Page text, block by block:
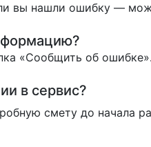
вы нашли ошибку —
«Сообщить об
в сервис?
смету до начала